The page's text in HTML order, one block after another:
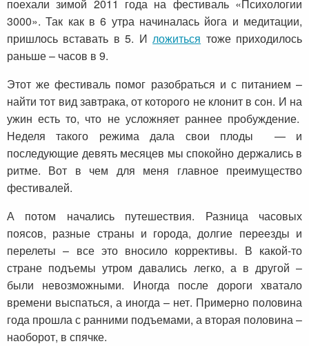
поехали зимой 2011 года на фестиваль «Психологии
3000». Так как в 6 утра начиналась йога и медитации,
пришлось вставать в 5. Иложиться тоже приходилось
раньше – часов в 9.
Этот же фестиваль помог разобраться и с питанием –
найти тот вид завтрака, от которого не клонит в сон. И на
ужин есть то, что не усложняет раннее пробуждение.
Неделя такого режима дала свои плоды — и
последующие девять месяцев мы спокойно держались в
ритме. Вот в чем для меня главное преимущество
фестивалей.
А потом начались путешествия. Разница часовых
поясов, разные страны и города, долгие переезды и
перелеты – все это вносило коррективы. В какой-то
стране подъемы утром давались легко, а в другой –
были невозможными. Иногда после дороги хватало
времени выспаться, а иногда – нет. Примерно половина
года прошла с ранними подъемами, а вторая половина –
наоборот, в спячке.